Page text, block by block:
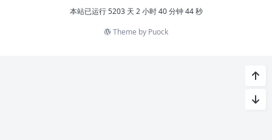
本站已运行 5203 天 2 小时 40 分钟 44 秒
Theme by Puock